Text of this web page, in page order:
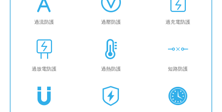
過流防護 過壓防護 過充電防護
過放電防護 過熱防護 短路防護